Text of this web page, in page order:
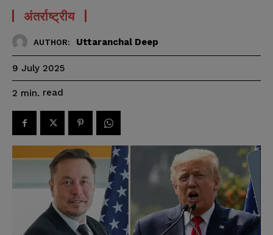
अंतर्राष्ट्रीय
AUTHOR: Uttaranchal Deep
9 July 2025
2 min. read